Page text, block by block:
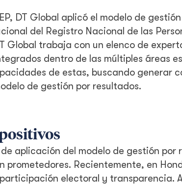
DT Global aplicó el modelo de
del Registro Nacional de las
Global trabaja con un elenco de
dentro de las múltiples áreas
de estas, buscando generar
de gestión por resultados.
aplicación del modelo de gestión por
prometedores. Recientemente, en
electoral y transparencia.